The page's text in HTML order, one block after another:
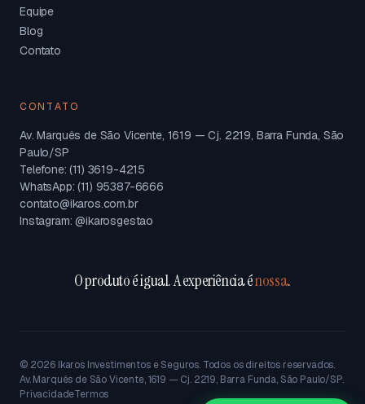
Equipe
Blog
Contato
CONTATO
Av. Marquês de São Vicente, 1619 — Cj. 2219, Barra Funda, São
Paulo/SP
Telefone: (11) 3619-4215
WhatsApp: (11) 95387-6666
contato@ikaros.com.br
Instagram: @ikarosgestao
O produto é igual. A experiência énossa.
© 2026 Ikaros Investimentos e Seguros. Todos os direitos reservados.
Av. Marquês de São Vicente, 1619 — Cj. 2219, Barra Funda, São Paulo/SP.
PrivacidadeTermos